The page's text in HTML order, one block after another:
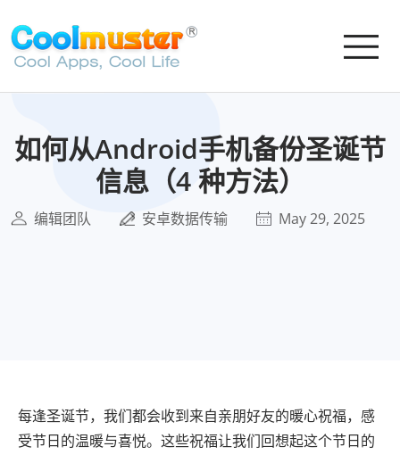
如何从Android手机备份圣诞节
信息（4 种方法）
编辑团队 安卓数据传输 May 29, 2025
每逢圣诞节，我们都会收到来自亲朋好友的暖心祝福，感
受节日的温暖与喜悦。这些祝福让我们回想起这个节日的